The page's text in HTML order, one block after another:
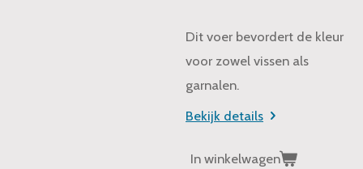
Dit voer bevordert de kleur
voor zowel vissen als
garnalen.
Bekijk details
In winkelwagen